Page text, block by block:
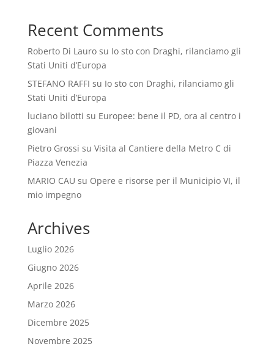
Recent Comments
Roberto Di Laurosu Io sto con Draghi, rilanciamo gli
Stati Uniti d’Europa
STEFANO RAFFI su Io sto con Draghi, rilanciamo gli
Stati Uniti d’Europa
luciano bilotti su Europee: bene il PD, ora al centro i
giovani
Pietro Grossi su Visita al Cantiere della Metro C di
Piazza Venezia
MARIO CAU su Opere e risorse per il Municipio VI, il
mio impegno
Archives
Luglio 2026
Giugno 2026
Aprile 2026
Marzo 2026
Dicembre 2025
Novembre 2025